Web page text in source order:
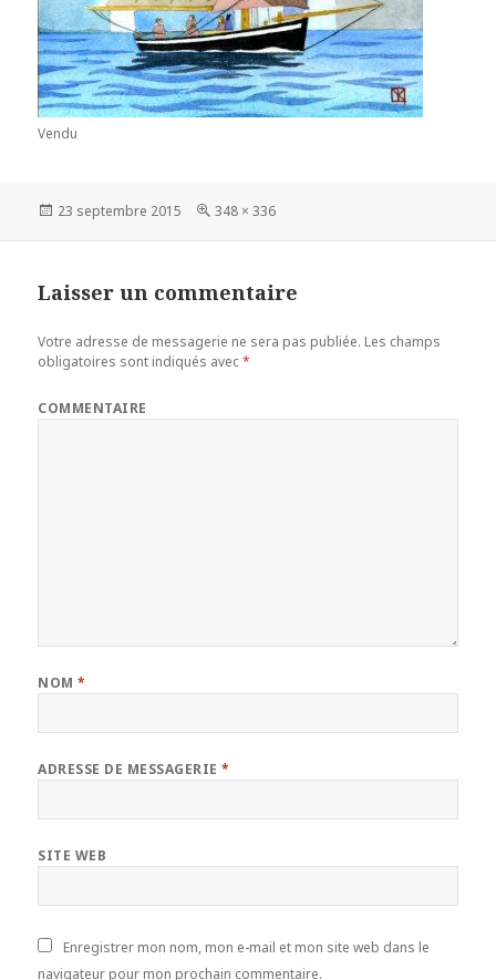
Vendu
Publié
23 septembre 2015
Taille
348 × 336
Laisser un commentaire
Votre adresse de messagerie ne sera pas publiée. Les champs
obligatoires sont indiqués avec*
COMMENTAIRE
NOM*
ADRESSE DE MESSAGERIE*
SITE WEB
Enregistrer mon nom, mon e-mail et mon site web dans le
navigateur pour mon prochain commentaire.